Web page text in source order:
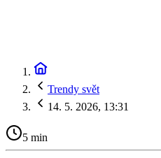
Trendy svět
14. 5. 2026, 13:31
5 min